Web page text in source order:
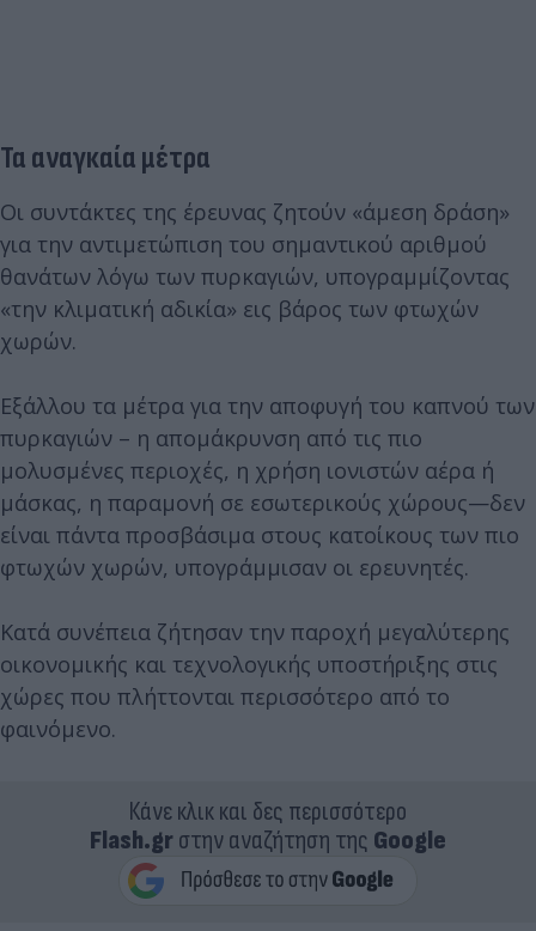
Τα αναγκαία μέτρα
Οι συντάκτες της έρευνας ζητούν «άμεση δράση»
για την αντιμετώπιση του σημαντικού αριθμού
θανάτων λόγω των πυρκαγιών, υπογραμμίζοντας
«την κλιματική αδικία» εις βάρος των φτωχών
χωρών.
Εξάλλου τα μέτρα για την αποφυγή του καπνού των
πυρκαγιών – η απομάκρυνση από τις πιο
μολυσμένες περιοχές, η χρήση ιονιστών αέρα ή
μάσκας, η παραμονή σε εσωτερικούς χώρους—δεν
είναι πάντα προσβάσιμα στους κατοίκους των πιο
φτωχών χωρών, υπογράμμισαν οι ερευνητές.
Κατά συνέπεια ζήτησαν την παροχή μεγαλύτερης
οικονομικής και τεχνολογικής υποστήριξης στις
χώρες που πλήττονται περισσότερο από το
φαινόμενο.
Κάνε κλικ και δες περισσότερο
Flash.grστην αναζήτηση της Google